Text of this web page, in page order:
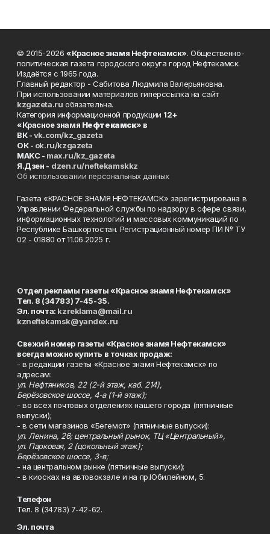
© 2015-2026 «Красное знамя Нефтекамск». Общественно-
политическая газета городского округа город Нефтекамск.
Издаётся с 1965 года.
Главный редактор - Сабитова Людмила Валерьяновна.
При использовании материалов гиперссылка на сайт
kzgazeta.ru обязательна.
Категория информационной продукции 12+
«Красное знамя Нефтекамск» в
ВК -vk.com/kz_gazeta
ОК - ok.ru/kzgazeta
MAKC - max.ru/kz_gazeta
Я.Дзен - dzen.ru/neftekamskkz
Об использовании персональных данных
Газета «КРАСНОЕ ЗНАМЯ НЕФТЕКАМСК» зарегистрирована в
Управлении Федеральной службы по надзору в сфере связи,
информационных технологий и массовых коммуникаций по
Республике Башкортостан. Регистрационный номер ПИ № ТУ
02 - 01880 от 11.06.2025 г.
Отдел рекламы газеты «Красное знамя Нефтекамск»
Тел. 8 (34783) 7-45-35.
Эл. почта: kzreklama@mail.ru
kzneftekamsk@yandex.ru
Свежий номер газеты «Красное знамя Нефтекамск»
всегда можно купить в точках продаж:
- в редакции газеты «Красное знамя Нефтекамск» по
адресам:
ул. Нефтяников, 22 (2-й этаж, каб. 214),
Берёзовское шоссе, 4-а (1-й этаж);
- во всех почтовых отделениях нашего города (пятничные
выпуски);
- в сети магазинов «Бегемот» (пятничные выпуски):
ул. Ленина, 26; центральный рынок, ТЦ «Центральный»,
ул. Парковая, 2 (цокольный этаж);
Берёзовское шоссе, 3-в;
- на центральном рынке (пятничные выпуски);
- в киосках на автовокзале и на пр.Юбилейном, 5.
Телефон
Тел. 8 (34783) 7-42-62.
Эл. почта